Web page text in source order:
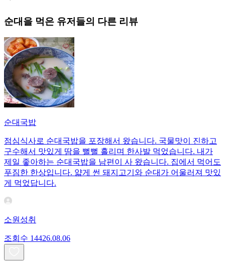
순대 을 먹은 유저들의 다른 리뷰
순대국밥
점심식사로 순대국밥을 포장해서 왔습니다. 국물맛이 진하고
구수해서 맛있게 땀을 뻘뻘 흘리며 한사발 먹었습니다. 내가
제일 좋아하는 순대국밥을 남편이 사 왔습니다. 집에서 먹어도
푸짐한 한상입니다. 얇게 썬 돼지고기와 순대가 어울러져 맛있
게 먹었답니다.
소원성취
조회수 14426.08.06